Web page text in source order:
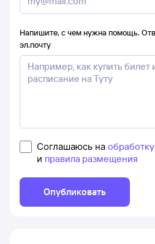
Напишите, с чем нужна помощь.
эл.почту
Соглашаюсь на
и правила размещения
Опубликовать